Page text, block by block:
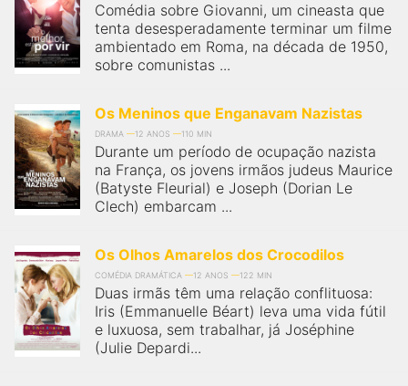
Comédia sobre Giovanni, um cineasta que
tenta desesperadamente terminar um filme
ambientado em Roma, na década de 1950,
sobre comunistas ...
Os Meninos que Enganavam Nazistas
DRAMA 12 ANOS 110 MIN
Durante um período de ocupação nazista
na França, os jovens irmãos judeus Maurice
(Batyste Fleurial) e Joseph (Dorian Le
Clech) embarcam ...
Os Olhos Amarelos dos Crocodilos
COMÉDIA DRAMÁTICA 12 ANOS 122 MIN
Duas irmãs têm uma relação conflituosa:
Iris (Emmanuelle Béart) leva uma vida fútil
e luxuosa, sem trabalhar, já Joséphine
(Julie Depardi...